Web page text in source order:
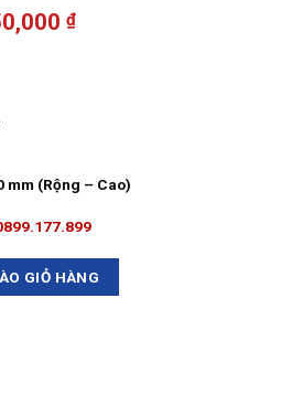
₫
mm (Rộng – Cao)
GIỎ HÀNG